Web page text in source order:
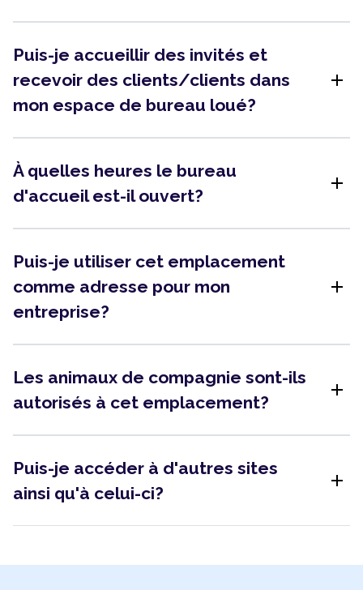
Puis-je accueillir des invités et
recevoir des clients/clients dans
mon espace de bureau loué?
add
À quelles heures le bureau
d'accueil est-il ouvert?
add
Puis-je utiliser cet emplacement
comme adresse pour mon
entreprise?
add
Les animaux de compagnie sont-ils
autorisés à cet emplacement?
add
Puis-je accéder à d'autres sites
ainsi qu'à celui-ci?
add